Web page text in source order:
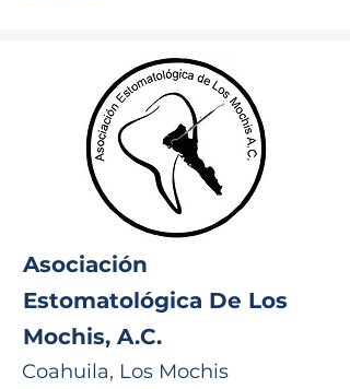
Asociación
Estomatológica De Los
Mochis, A.C.
Coahuila, Los Mochis